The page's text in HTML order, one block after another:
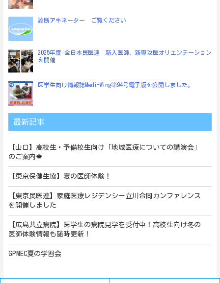
診断アキネーター ご覧ください
2025年度 全日本民医連 新入医師、新専攻医オリエンテーション
を開催
医学生向け情報誌Medi-Wing第94号電子版を公開しました。
最新記事
【山口】高校生・予備校生向け「地域医療についての講演会」
のご案内🍁
【東京保健生協】夏の医師体験！
【東京民医連】家庭医療レジデンシー立川合同カンファレンス
を開催しました
【広島共立病院】医学生の病院見学を受付中！高校生向け冬の
医師体験情報も随時更新！
GPMEC夏の学習会